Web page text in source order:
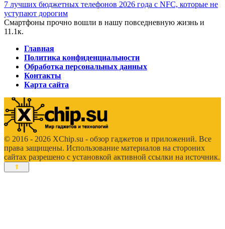
7 лучших бюджетных телефонов 2026 года с NFC, которые не
уступают дорогим
Смартфоны прочно вошли в нашу повседневную жизнь и
11.1к.
Главная
Политика конфиденциальности
Обработка персональных данных
Контакты
Карта сайта
© 2016 - 2026 XChip.su - обзор гаджетов и приложений. Все
права защищены. Использование материалов на стороних
сайтах разрешено с установкой активной ссылки на источник.